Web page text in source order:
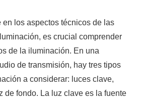
en los aspectos técnicos de las
es crucial comprender
de la iluminación. En una
de transmisión, hay tres tipos
a considerar: luces clave,
de fondo. La luz clave es la fuente